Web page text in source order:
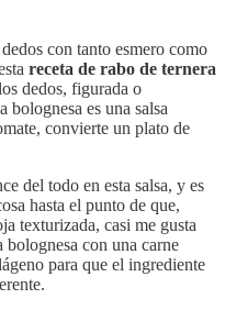
con tanto esmero como
receta de rabo de ternera
dedos, figurada o
bolognesa es una salsa
convierte un plato de
del todo en esta salsa, y es
hasta el punto de que,
texturizada, casi me gusta
bolognesa con una carne
para que el ingrediente